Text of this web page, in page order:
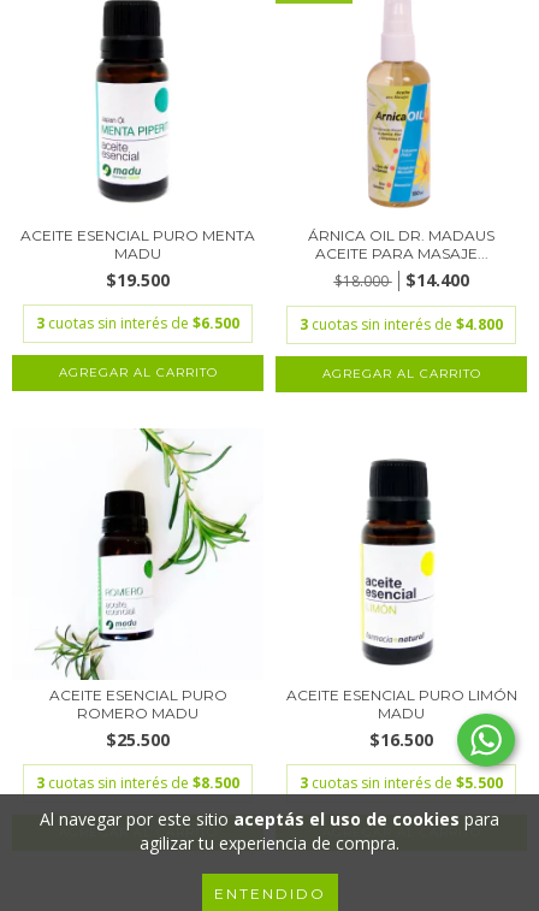
Al navegar por este sitio aceptás el uso de cookies para
agilizar tu experiencia de compra.
ENTENDIDO
ACEITE ESENCIAL PURO MENTA
MADU
$19.500
3 cuotas sin interés de $6.500
ÁRNICA OIL DR. MADAUS
ACEITE PARA MASAJE...
$18.000 $14.400
3 cuotas sin interés de $4.800
ACEITE ESENCIAL PURO
ROMERO MADU
$25.500
3 cuotas sin interés de $8.500
ACEITE ESENCIAL PURO LIMÓN
MADU
$16.500
3 cuotas sin interés de $5.500